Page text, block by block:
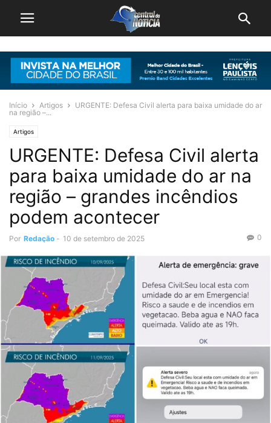
Início Artigos
URGENTE: Defesa Civil alerta para baixa umidade do ar
na região –...
Artigos
URGENTE: Defesa Civil alerta
para baixa umidade do ar na
região – grandes incêndios
podem acontecer
Por Redação - 10 de setembro de 2025 0